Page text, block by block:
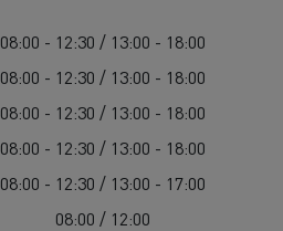
08:00 - 12:30 / 13:00 - 18:00
08:00 - 12:30 / 13:00 - 18:00
08:00 - 12:30 / 13:00 - 18:00
08:00 - 12:30 / 13:00 - 18:00
08:00 - 12:30 / 13:00 - 17:00
08:00 / 12:00